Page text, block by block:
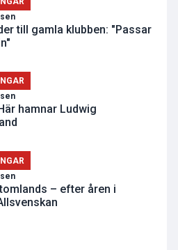
till gamla klubben: "Passar
hamnar Ludwig
– efter åren i